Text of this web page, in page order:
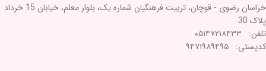
خراسان رضوی - قوچان، تربیت فرهنگیان شماره یک، بلوار معلم، خیابان 15 خرداد
پلاک 30
تلفن: ۰۵۱۴۷۲۱۸۴۳۳
کدپستی: ۹۴۷۱۹۸۹۴۹۵